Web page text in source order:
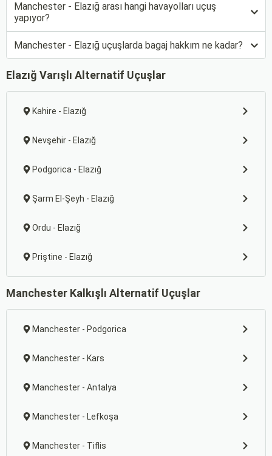
Manchester - Elazığ arası hangi havayolları uçuş
yapıyor?
Manchester - Elazığ uçuşlarda bagaj hakkım ne kadar?
Elazığ Varışlı Alternatif Uçuşlar
Kahire - Elazığ
Nevşehir - Elazığ
Podgorica - Elazığ
Şarm El-Şeyh - Elazığ
Ordu - Elazığ
Priştine - Elazığ
Manchester Kalkışlı Alternatif Uçuşlar
Manchester - Podgorica
Manchester - Kars
Manchester - Antalya
Manchester - Lefkoşa
Manchester - Tiflis